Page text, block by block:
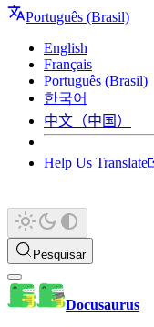
Português (Brasil)
English
Français
Português (Brasil)
한국어
中文（中国）
Help Us Translate
Pesquisar
Docusaurus